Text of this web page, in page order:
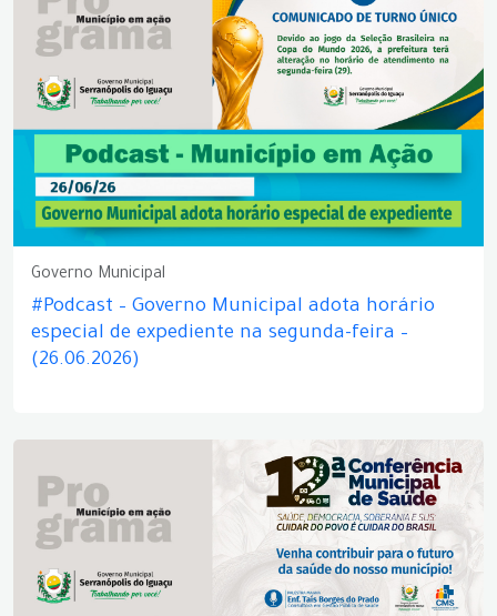
Governo Municipal
#Podcast – Governo Municipal adota horário
especial de expediente na segunda-feira –
(26.06.2026)